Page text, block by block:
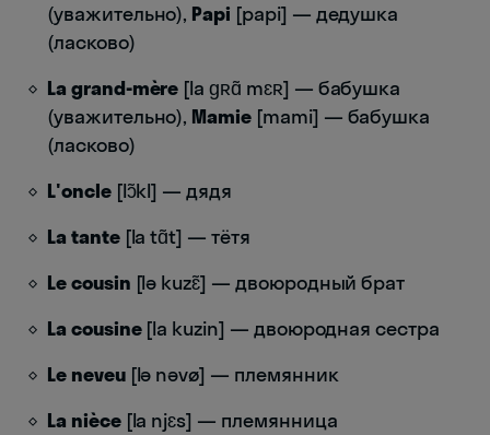
(уважительно), Papi [papi] — дедушка
(ласково)
La grand-mère [la ɡʀɑ̃ mɛʀ] — бабушка
(уважительно), Mamie [mami] — бабушка
(ласково)
L'oncle[lɔ̃kl] — дядя
La tante[la tɑ̃t] — тётя
Le cousin [lə kuzɛ̃] — двоюродный брат
La cousine[la kuzin] — двоюродная сестра
Le neveu[lə nəvø] — племянник
La nièce[la njɛs] — племянница